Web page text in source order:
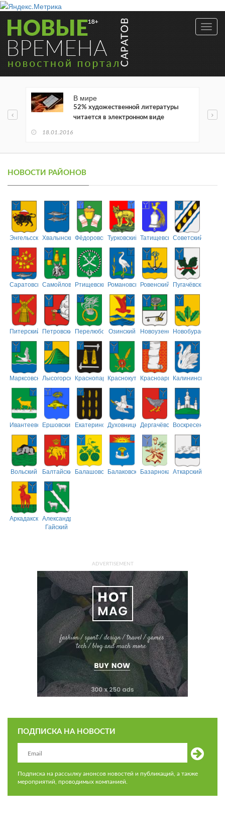
В мире
52% художественной литературы
читается в электронном виде
18.01.2016
НОВОСТИ РАЙОНОВ
ЭнгельсскийХвалынскийФёдоровскийТурковский ТатищевскийСоветский
СаратовскийСамойловскийРтищевскийРомановскийРовенский Пугачёвский
Питерский ПетровскийПерелюбскийОзинский НовоузенскийНовобурасский
МарксовскийЛысогорскийКраснопартизанский
КраснокутскийКрасноармейский
Калининский
ИвантеевскийЕршовский ЕкатериновскийДуховницкийДергачёвскийВоскресенский
Вольский БалтайскийБалашовскийБалаковскийБазарнокарабулакский
Аткарский
АркадакскийАлександрово-
Гайский
ADVERTISEMENT
ПОДПИСКА НА НОВОСТИ
Подписка на рассылку анонсов новостей и публикаций, а также
мероприятий, проводимых компанией.